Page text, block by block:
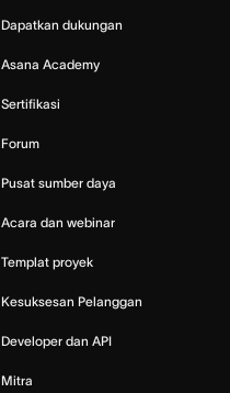
Dapatkan dukungan
Asana Academy
Sertifikasi
Forum
Pusat sumber daya
Acara dan webinar
Templat proyek
Kesuksesan Pelanggan
Developer dan API
Mitra